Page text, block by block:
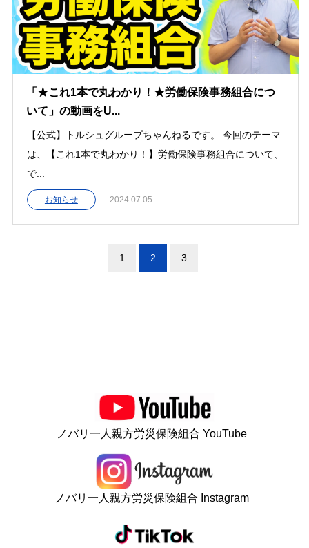
「★これ1本で丸わかり！★労働保険事務組合につ
いて」の動画をU...
【公式】トルシュグループちゃんねるです。 今回のテーマ
は、【これ1本で丸わかり！】労働保険事務組合について、
で...
お知らせ 2024.07.05
1 2 3
ノバリ一人親方労災保険組合 YouTube
ノバリ一人親方労災保険組合 Instagram